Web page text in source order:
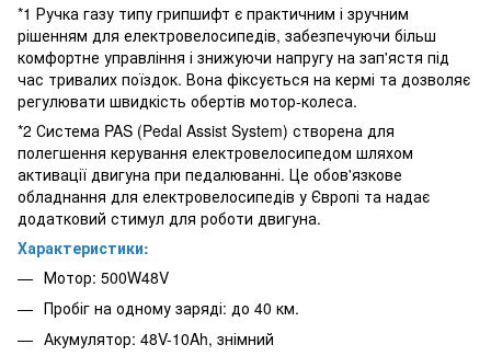
*1 Ручка газу типу грипшифт є практичним і зручним
рішенням для електровелосипедів, забезпечуючи більш
комфортне управління і знижуючи напругу на зап'ястя під
час тривалих поїздок. Вона фіксується на кермі та дозволяє
регулювати швидкість обертів мотор-колеса.
*2 Система PAS (Pedal Assist System) створена для
полегшення керування електровелосипедом шляхом
активації двигуна при педалюванні. Це обов'язкове
обладнання для електровелосипедів у Європі та надає
додатковий стимул для роботи двигуна.
Характеристики:
Мотор: 500W48V
Пробіг на одному заряді: до 40 км.
Акумулятор: 48V-10Ah, знімний